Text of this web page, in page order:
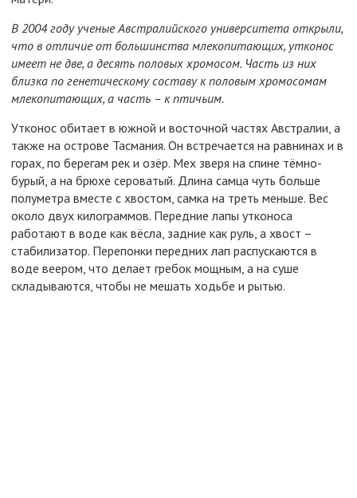
В 2004 году ученые Австралийского университета открыли,
что в отличие от большинства млекопитающих, утконос
имеет не две, а десять половых хромосом. Часть из них
близка по генетическому составу к половым хромосомам
млекопитающих, а часть – к птичьим.
Утконос обитает в южной и восточной частях Австралии, а
также на острове Тасмания. Он встречается на равнинах и в
горах, по берегам рек и озёр. Мех зверя на спине тёмно-
бурый, а на брюхе сероватый. Длина самца чуть больше
полуметра вместе с хвостом, самка на треть меньше. Вес
около двух килограммов. Передние лапы утконоса
работают в воде как вёсла, задние как руль, а хвост –
стабилизатор. Перепонки передних лап распускаются в
воде веером, что делает гребок мощным, а на суше
складываются, чтобы не мешать ходьбе и рытью.